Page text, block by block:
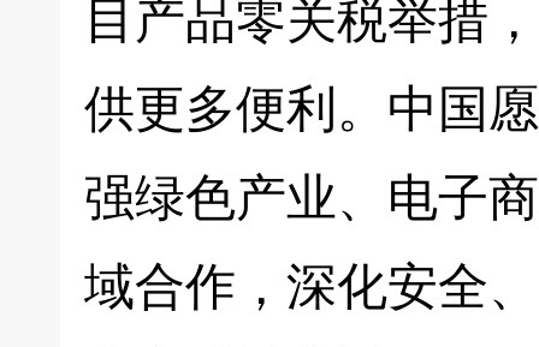
目产品零关税举措
供更多便利。中国
强绿色产业、电子
域合作，深化安全